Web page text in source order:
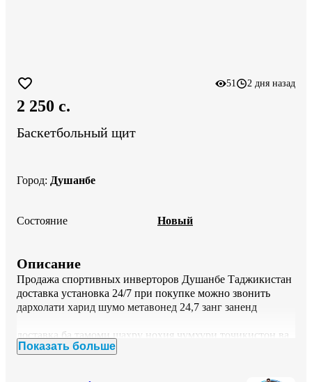
51 2 дня назад
2 250 c.
Баскетбольный щит
Город: Душанбе
Состояние Новый
Описание
Продажа спортивных инверторов Душанбе Таджикистан
доставка установка 24/7 при покупке можно звонить
дархолати харид шумо метавонед 24,7 занг заненд
доставка ба тамоми шахру нохия чумхури точикистон ва
дигах шахр хо
Показать больше